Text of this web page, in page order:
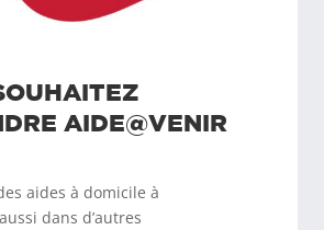
AIDE@VENIR
aides à domicile à
dans d’autres